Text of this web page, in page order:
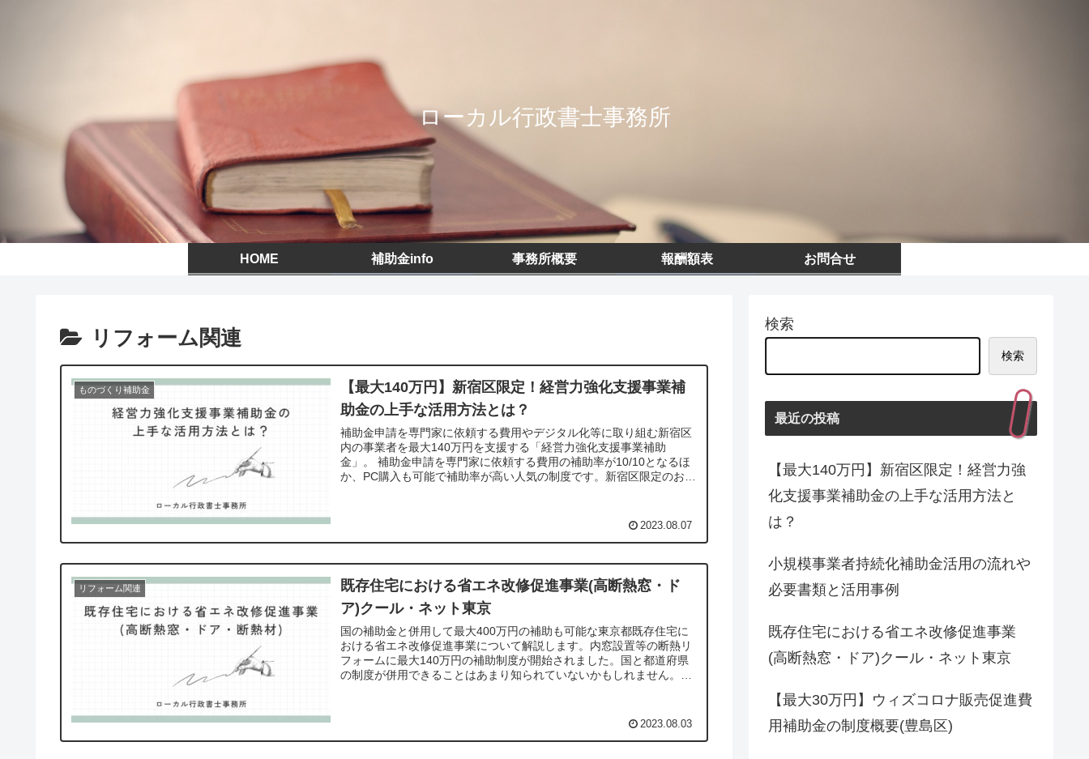
ローカル行政書士事務所
HOME 補助金info 事務所概要 報酬額表 お問合せ
リフォーム関連
ものづくり補助金
【最大140万円】新宿区限定！経営力強化支援事業補
助金の上手な活用方法とは？
補助金申請を専門家に依頼する費用やデジタル化等に取り組む新宿区
内の事業者を最大140万円を支援する「経営力強化支援事業補助
金」。 補助金申請を専門家に依頼する費用の補助率が10/10となるほ
か、PC購入も可能で補助率が高い人気の制度です。新宿区限定のおす
2023.08.07
リフォーム関連
既存住宅における省エネ改修促進事業(高断熱窓・ド
ア)クール・ネット東京
国の補助金と併用して最大400万円の補助も可能な東京都既存住宅に
おける省エネ改修促進事業について解説します。内窓設置等の断熱リ
フォームに最大140万円の補助制度が開始されました。国と都道府県
の制度が併用できることはあまり知られていないかもしれません。制
2023.08.03
検索
検索
最近の投稿
【最大140万円】新宿区限定！経営力強
化支援事業補助金の上手な活用方法と
は？
小規模事業者持続化補助金活用の流れや
必要書類と活用事例
既存住宅における省エネ改修促進事業
(高断熱窓・ドア)クール・ネット東京
【最大30万円】ウィズコロナ販売促進費
用補助金の制度概要(豊島区)